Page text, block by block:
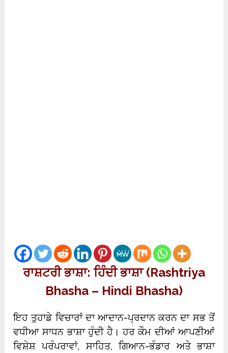
ਰਾਸ਼ਟਰੀ ਭਾਸ਼ਾ: ਹਿੰਦੀ ਭਾਸ਼ਾ (Rashtriya
Bhasha – Hindi Bhasha)
ਇਹ ਤੁਹਾਡੇ ਵਿਚਾਰਾਂ ਦਾ ਆਦਾਨ-ਪ੍ਰਦਾਨ ਕਰਨ ਦਾ ਸਭ ਤੋਂ
ਵਧੀਆ ਸਾਧਨ ਭਾਸ਼ਾ ਹੁੰਦੀ ਹੈ। ਹਰ ਕੌਮ ਦੀਆਂ ਆਪਣੀਆਂ
ਵਿਸ਼ੇਸ਼ ਪਰੰਪਰਾਵਾਂ, ਸਾਹਿਤ, ਗਿਆਨ-ਭੰਡਾਰ ਅਤੇ ਭਾਸ਼ਾ